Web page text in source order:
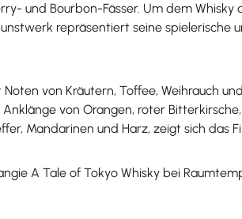
und Bourbon-Fässer. Um dem
repräsentiert seine
von Kräutern, Toffee, Weihrauch
von Orangen, roter Bitterkirsche,
Mandarinen und Harz, zeigt sich das
A Tale of Tokyo Whisky bei